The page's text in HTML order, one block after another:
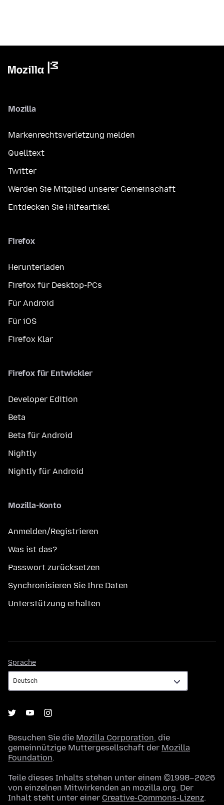
Mozilla
Markenrechtsverletzung melden
Quelltext
Twitter
Werden Sie Mitglied unserer Gemeinschaft
Entdecken Sie Hilfeartikel
Firefox
Herunterladen
Firefox für Desktop-PCs
Für Android
Für iOS
Firefox Klar
Firefox für Entwickler
Developer Edition
Beta
Beta für Android
Nightly
Nightly für Android
Mozilla-Konto
Anmelden/Registrieren
Was ist das?
Passwort zurücksetzen
Synchronisieren Sie Ihre Daten
Unterstützung erhalten
Sprache
Besuchen Sie die Mozilla Corporation, die
gemeinnützige Muttergesellschaft der Mozilla
Foundation.
Teile dieses Inhalts stehen unter einem ©1998–2026
von einzelnen Mitwirkenden an mozilla.org. Der
Inhalt steht unter einer Creative-Commons-Lizenz.